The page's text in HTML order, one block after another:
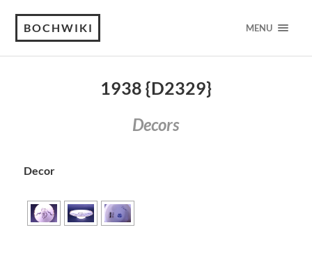
BOCHWIKI MENU
1938 {D2329}
Decors
Decor